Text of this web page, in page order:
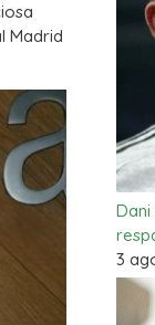
Madrid
3